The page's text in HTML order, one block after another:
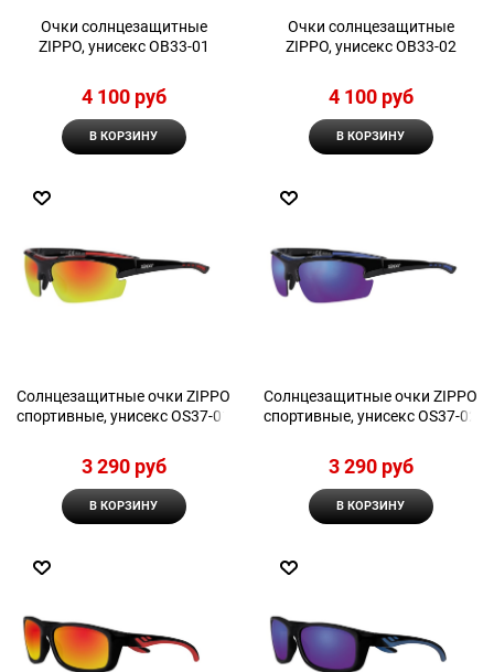
Очки солнцезащитные
ZIPPO, унисекс OB33-01
4 100 руб
В КОРЗИНУ
Очки солнцезащитные
ZIPPO, унисекс OB33-02
4 100 руб
В КОРЗИНУ
Солнцезащитные очки ZIPPO
спортивные, унисекс OS37-01
3 290 руб
В КОРЗИНУ
Солнцезащитные очки ZIPPO
спортивные, унисекс OS37-02
3 290 руб
В КОРЗИНУ